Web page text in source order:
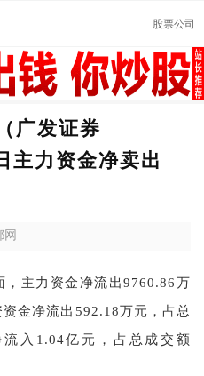
股票公司
广发证券
主力资金净卖出
网
主力资金净流出9760.86万
金净流出592.18万元，占总
入1.04亿元，占总成交额